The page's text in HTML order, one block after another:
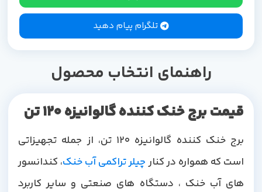
تلگرام پیام دهید
راهنمای انتخاب محصول
قیمت برج خنک کننده گالوانیزه 120 تن
برج خنک کننده گالوانیزه 120 تن، از جمله تجهیزاتی
است که همواره در کنارچیلر تراکمی آب خنک، کندانسور
های آب خنک ، دستگاه های صنعتی و سایر کاربرد